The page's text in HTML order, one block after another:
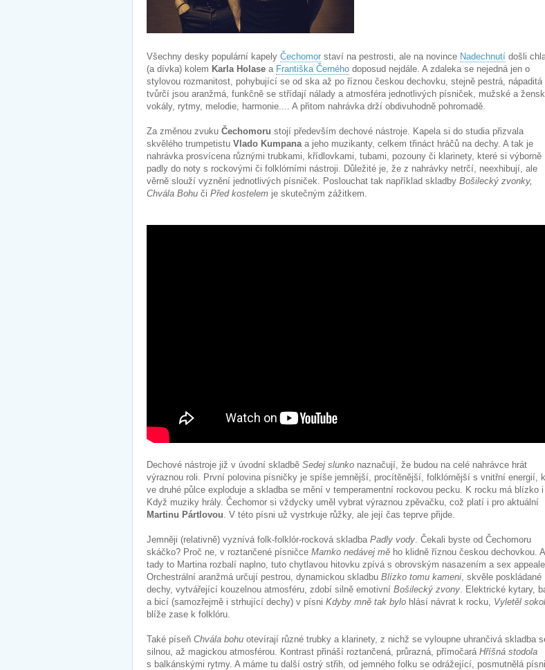
Všechny desky populární kapely Čechomor staví na pestrosti, ale na novince Nadechnutí došli
(a dívka) kolem Karla Holase a Františka Černého doposud nejdále. A zdaleka se nejedná jen o
stylovou rozmanitost, pohybující se od ska až po říznou českou dechovku, stejně pestrá, nápaditá
tvůrčí jsou aranžmá, funkčně se střídají nálady a atmosféra jednotlivých písniček, mužské a
vokály, rytmy, melodie, harmonie.... A přitom nahrávka drží obdivuhodně pohromadě.
Za změnou zvuku Čechomoru stojí především dechové nástroje. Kapela si do studia přizvala
skvělého trumpetistu Vlado Kumpana a jeho muzikanty, celkem třináct hráčů na dechy. A tak je
nahrávka prosvícena různými trubkami, křídlovkami, tubami, pozouny či klarinety, které si výborně
padly do noty s rockovými či folklórními nástroji. Důležité je, že z nahrávky netrčí, neexhibují, ale
věrně slouží vyznění jednotlivých písniček. Poslouchat tak například skladby Bošilecký zvonky,
Chvála Bohu či Před kostelem je skutečným zážitkem.
Dechové nástroje již v úvodní skladbě Sedej slunko naznačují, že budou na celé nahrávce hrát
výraznou roli. První polovina písničky je spíše jemnější, procítěnější, folklórnější s vnitřní energií,
ve druhé půlce exploduje a skladba se mění v temperamentní rockovou pecku. K rocku má blízko i
Když muziky hrály. Čechomor si vždycky uměl vybrat výraznou zpěvačku, což platí i pro aktuální
Martinu Pártlovou. V této písni už vystrkuje růžky, ale její čas teprve přijde.
Jemněji (relativně) vyznívá folk-folklór-rocková skladba Padly vody. Čekali byste od Čechomoru
skáčko? Proč ne, v roztančené písničce Mamko nedávej mě ho klidně říznou českou dechovkou. A
tady to Martina rozbalí naplno, tuto chytlavou hitovku zpívá s obrovským nasazením a sex
Orchestrální aranžmá určují pestrou, dynamickou skladbu Blízko tomu kameni, skvěle poskládané
dechy, vytvářející kouzelnou atmosféru, zdobí silně emotivní Bošilecký zvony. Elektrické kytary,
a bicí (samozřejmě i strhující dechy) v písni Kdyby mně tak bylo hlásí návrat k rocku, Vyletěl sokol
blíže zase k folklóru.
Také píseň Chvála bohu otevírají různé trubky a klarinety, z nichž se vyloupne uhrančivá skladba
silnou, až magickou atmosférou. Kontrast přináší roztančená, průrazná, přímočará Hříšná stodola
s balkánskými rytmy. A máme tu další ostrý střih, od jemného folku se odrážející, posmutnělá